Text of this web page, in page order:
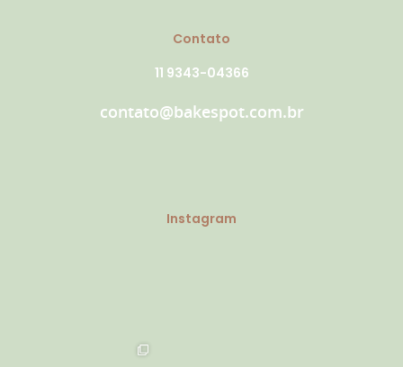
Contato
11 9343-04366
contato@bakespot.com.br
Instagram